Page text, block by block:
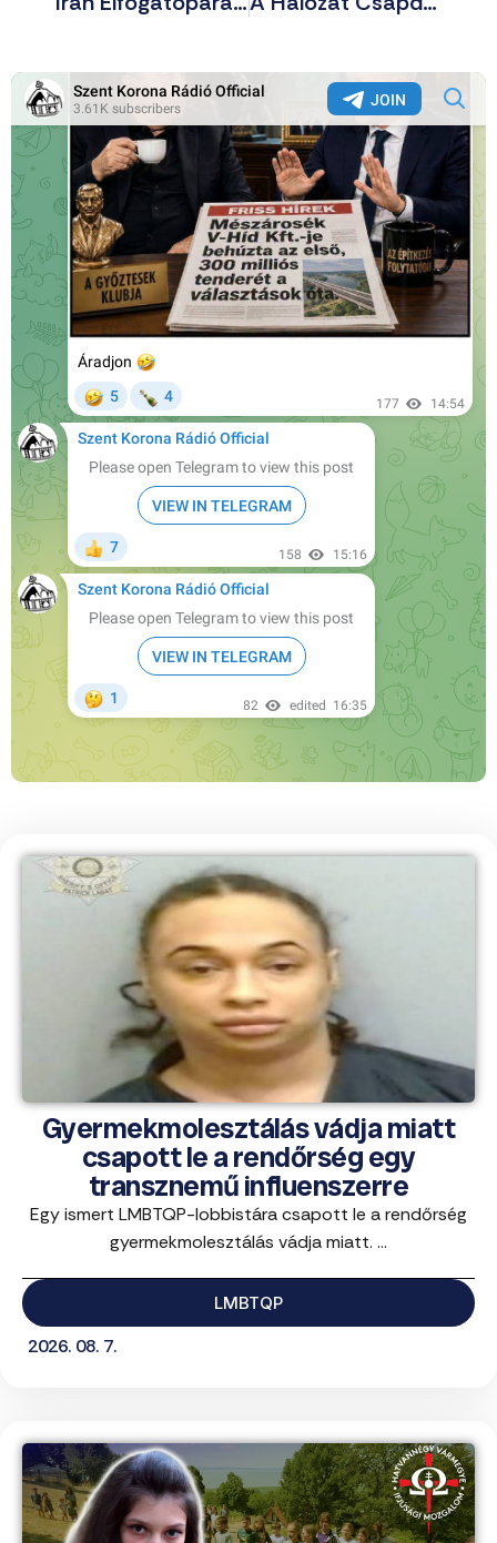
Gyermekmolesztálás vádja miatt
csapott le a rendőrség egy
transznemű influenszerre
Egy ismert LMBTQP-lobbistára csapott le a rendőrség
gyermekmolesztálás vádja miatt. ...
LMBTQP
2026. 08. 7.